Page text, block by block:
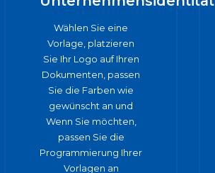
Wählen Sie eine
Vorlage, platzieren
Sie Ihr Logo auf Ihren
Dokumenten, passen
Sie die Farben wie
gewünscht an und
Wenn Sie möchten,
passen Sie die
Programmierung Ihrer
Vorlagen an